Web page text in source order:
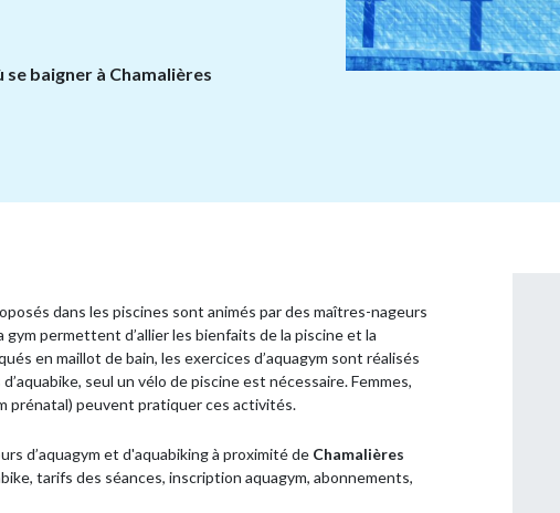
baigner à Chamalières
dans les piscines sont animés par des maîtres-nageurs
permettent d’allier les bienfaits de la piscine et la
en maillot de bain, les exercices d’aquagym sont réalisés
seul un vélo de piscine est nécessaire. Femmes,
prénatal) peuvent pratiquer ces activités.
d’aquagym et d'aquabiking à proximité de Chamalières
tarifs des séances, inscription aquagym, abonnements,